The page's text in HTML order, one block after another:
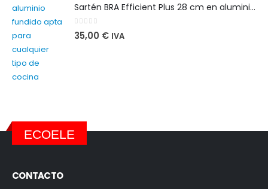
Sartén BRA Efficient Plus 28 cm en aluminio fundido apta para cualquier tipo de cocina
0out of 5
35,00 € IVA
ECOELE
CONTACTO